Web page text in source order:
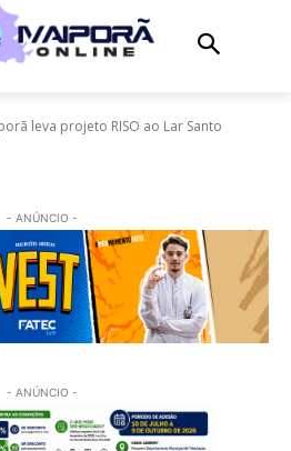
leva projeto RISO ao Lar Santo
- ANÚNCIO -
- ANÚNCIO -